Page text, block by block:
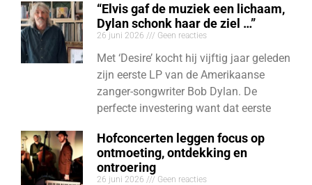
“Elvis gaf de muziek een lichaam,
Dylan schonk haar de ziel …”
26 juni 2026 Geen reacties
Met ‘Desire’ kocht hij vijftig jaar geleden
zijn eerste LP van de Amerikaanse
zanger-songwriter Bob Dylan. De
perfecte investering want dat eerste
Hofconcerten leggen focus op
ontmoeting, ontdekking en
ontroering
26 juni 2026 Geen reacties